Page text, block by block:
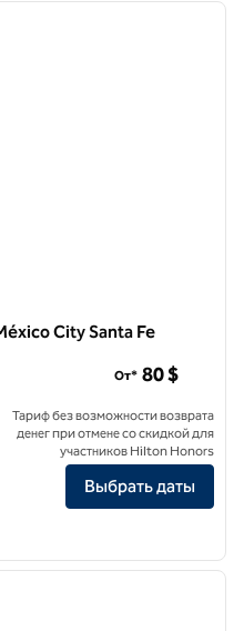
City Santa Fe
DoubleTree by Hilton Hotel
От* 80 $
Тариф без возможности возврата
денег при отмене со скидкой для
участников Hilton Honors
Выбрать даты